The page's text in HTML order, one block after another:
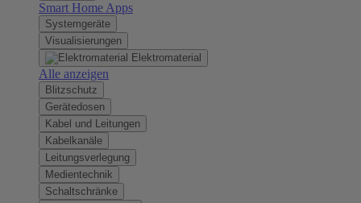
Smart Home Apps
Systemgeräte
Visualisierungen
Elektromaterial
Alle anzeigen
Blitzschutz
Gerätedosen
Kabel und Leitungen
Kabelkanäle
Leitungsverlegung
Medientechnik
Schaltschränke